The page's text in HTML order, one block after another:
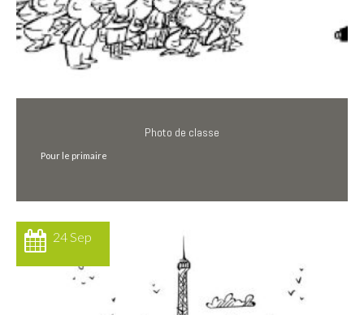
Photo de classe
Pour le primaire
24 Sep